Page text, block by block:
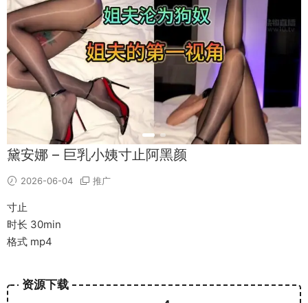
黛安娜 – 巨乳小姨寸止阿黑颜
2026-06-04 推广
寸止
时长 30min
格式 mp4
资源下载